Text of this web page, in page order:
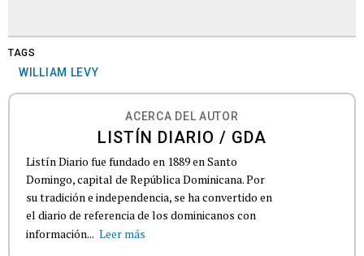
TAGS
WILLIAM LEVY
ACERCA DEL AUTOR
LISTÍN DIARIO / GDA
Listín Diario fue fundado en 1889 en Santo
Domingo, capital de República Dominicana. Por
su tradición e independencia, se ha convertido en
el diario de referencia de los dominicanos con
información... Leer más